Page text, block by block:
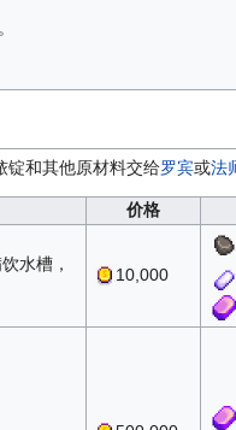
锭和其他原材料交给罗宾或法
价格
水槽，
10,000